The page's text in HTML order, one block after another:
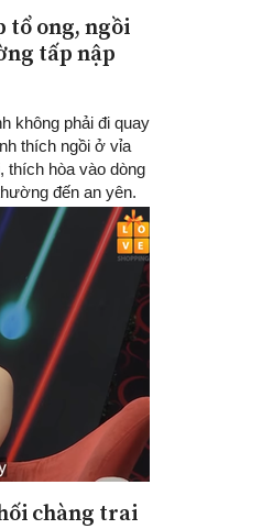
tổ ong, ngồi
tấp nập
không phải đi quay
thích ngồi ở vỉa
thích hòa vào dòng
đến an yên.
chàng trai